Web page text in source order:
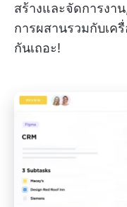
สร้างและจัดการงา
การผสานรวมกับเค
กันเถอะ!